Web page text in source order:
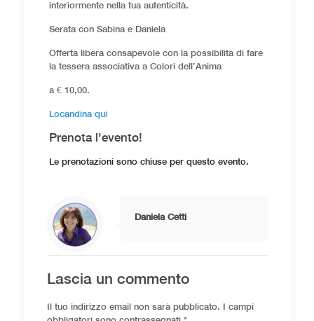
interiormente nella tua autenticità.
Serata con Sabina e Daniela
Offerta libera consapevole con la possibilità di fare
la tessera associativa a Colori dell’Anima
a € 10,00.
Locandina qui
Prenota l'evento!
Le prenotazioni sono chiuse per questo evento.
Daniela Cetti
Lascia un commento
Il tuo indirizzo email non sarà pubblicato. I campi